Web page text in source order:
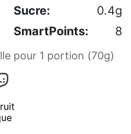
Sucre:
0.4g
SmartPoints: 8
pour 1 portion (70g)